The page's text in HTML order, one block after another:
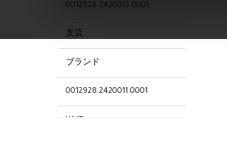
0012928.2420013.0001
支店
ブランド
0012928.2420011.0001